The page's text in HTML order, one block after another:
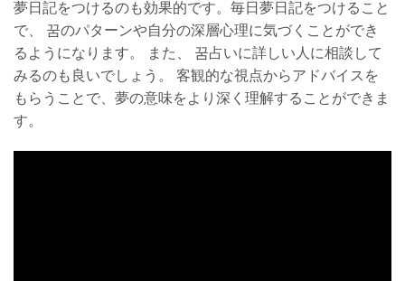
夢日記をつけるのも効果的です。毎日夢日記をつけること
で、 꿈のパターンや自分の深層心理に気づくことができ
るようになります。 また、 꿈占いに詳しい人に相談して
みるのも良いでしょう。 客観的な視点からアドバイスを
もらうことで、夢の意味をより深く理解することができま
す。